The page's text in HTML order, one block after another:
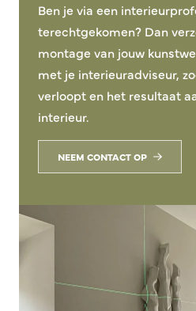
Ben je via een
terechtgekomen? Dan
montage van jouw
met je interieuradviseur,
verloopt en het resultaat
interieur.
NEEM CONTACT OP